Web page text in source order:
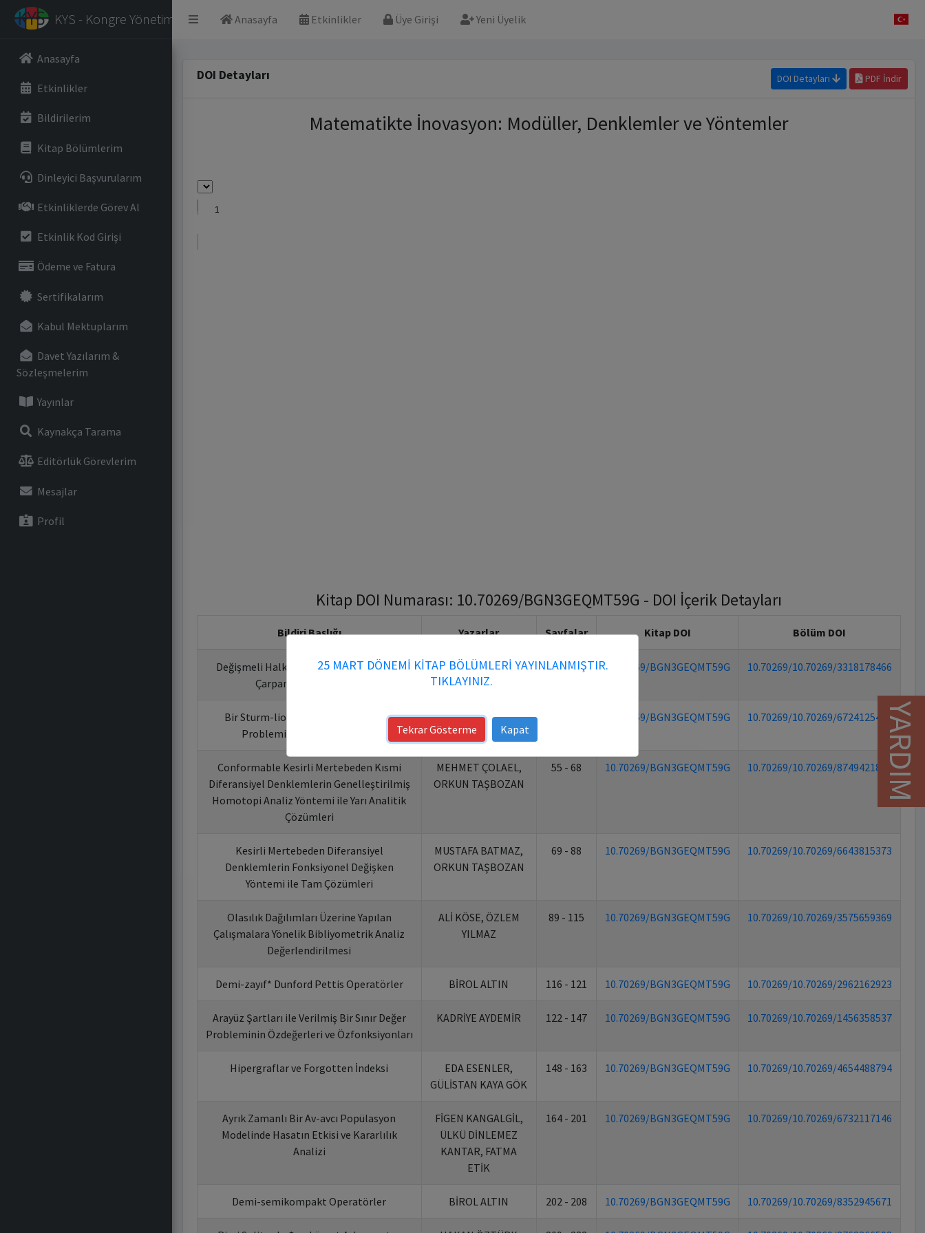
Anasayfa Etkinlikler Üye Girişi Yeni Üyelik
KYS - Kongre Yönetim Sistemi
Anasayfa
Etkinlikler
Bildirilerim
Kitap Bölümlerim
Dinleyici Başvurularım
Etkinliklerde Görev Al
Etkinlik Kod Girişi
Ödeme ve Fatura
Sertifikalarım
Kabul Mektuplarım
Davet Yazılarım &
Sözleşmelerim
Yayınlar
Kaynakça Tarama
Editörlük Görevlerim
Mesajlar
Profil
DOI Detayları DOI Detayları PDF İndir
Matematikte İnovasyon: Modüller, Denklemler ve Yöntemler
Kitap DOI Numarası: 10.70269/BGN3GEQMT59G - DOI İçerik Detayları
Bildiri Başlığı Yazarlar Sayfalar Kitap DOI Bölüm DOI
Değişmeli Halkalar Üzerinde Modüllerin
Çarpanlarına Ayrılması
ALİ KARAKUŞ 7 - 26 10.70269/BGN3GEQMT59G 10.70269/10.70269/3318178466
Bir Sturm-liouville Sınır-değer-geçiş
Problemi İçin Rayleıgh Oranı
KADRİYE AYDEMİR,
MERVE YÜCEL
10.70269/BGN3GEQMT59G 10.70269/10.70269/6724125459
Conformable Kesirli Mertebeden Kısmi
Diferansiyel Denklemlerin Genelleştirilmiş
Homotopi Analiz Yöntemi ile Yarı Analitik
Çözümleri
MEHMET ÇOLAEL,
ORKUN TAŞBOZAN
55 - 68 10.70269/BGN3GEQMT59G 10.70269/10.70269/8749421877
Kesirli Mertebeden Diferansiyel
Denklemlerin Fonksiyonel Değişken
Yöntemi ile Tam Çözümleri
MUSTAFA BATMAZ,
ORKUN TAŞBOZAN
69 - 88 10.70269/BGN3GEQMT59G 10.70269/10.70269/6643815373
Olasılık Dağılımları Üzerine Yapılan
Çalışmalara Yönelik Bibliyometrik Analiz
Değerlendirilmesi
ALİ KÖSE, ÖZLEM
YILMAZ
89 - 115 10.70269/BGN3GEQMT59G 10.70269/10.70269/3575659369
Demi-zayıf* Dunford Pettis Operatörler BİROL ALTIN 116 - 121 10.70269/BGN3GEQMT59G 10.70269/10.70269/2962162923
Arayüz Şartları ile Verilmiş Bir Sınır Değer
Probleminin Özdeğerleri ve Özfonksiyonları
KADRİYE AYDEMİR 122 - 147 10.70269/BGN3GEQMT59G 10.70269/10.70269/1456358537
Hipergraflar ve Forgotten İndeksi
EDA ESENLER,
GÜLİSTAN KAYA GÖK
148 - 163 10.70269/BGN3GEQMT59G 10.70269/10.70269/4654488794
Ayrık Zamanlı Bir Av-avcı Popülasyon
Modelinde Hasatın Etkisi ve Kararlılık
Analizi
FİGEN KANGALGİL,
ÜLKÜ DİNLEMEZ
KANTAR, FATMA
ETİK
164 - 201 10.70269/BGN3GEQMT59G 10.70269/10.70269/6732117146
Demi-semikompakt Operatörler BİROL ALTIN 202 - 208 10.70269/BGN3GEQMT59G 10.70269/10.70269/8352945671
YARDIM
25 MART DÖNEMİ KİTAP BÖLÜMLERİ YAYINLANMIŞTIR.
TIKLAYINIZ.
Tekrar Gösterme Kapat